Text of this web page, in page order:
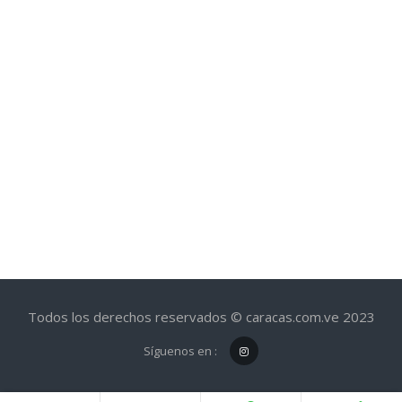
Todos los derechos reservados © caracas.com.ve 2023
Síguenos en :